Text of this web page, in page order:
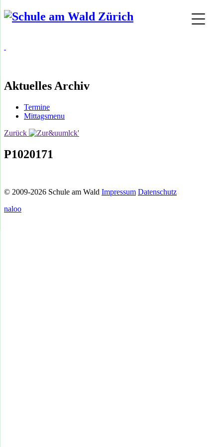
Aktuelles Archiv
Termine
Mittagsmenu
Zurück
P1020171
© 2009-2026 Schule am Wald Impressum Datenschutz
naloo